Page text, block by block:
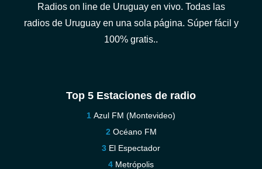
Radios on line de Uruguay en vivo. Todas las
radios de Uruguay en una sola página. Súper fácil y
100% gratis..
Top 5 Estaciones de radio
Azul FM (Montevideo)
Océano FM
El Espectador
Metrópolis